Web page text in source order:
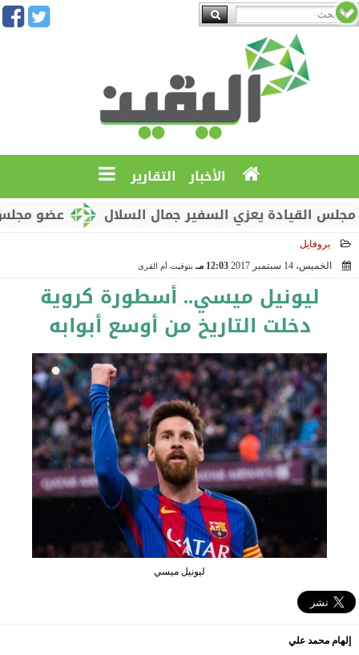
الأخبار التقارير
عضو مجلس
يعزي السفير جمال السلال
بروفايل
الخميس، 14 سبتمبر 2017
12:03 مـ بتوقيت أم القرى
ليونيل ميسي.. أسطورة كروية
دخلت التاريخ من أوسع أبوابه
ليونيل ميسي
إلهام محمد علي